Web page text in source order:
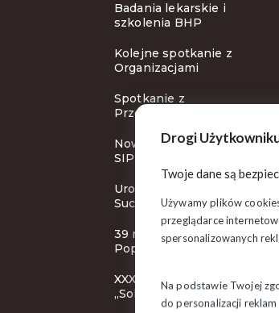
Drogi
Twoje dane są
Używamy plików
przeglądarce
spersonalizowanych
Na podstawie Twojej
do personalizacji
Badania lekarskie i
szkolenia BHP
Kolejne spotkanie z
Organizacjami
Spotkanie z
Przewodniczącym ZR
Nowy cykl szkoleń Klubu
SIP
Uroczystości rocznicowe w
Suchowoli
39 rocznica śmierci bł. ks.
Popiełuszki
XXXI KZD NSZZ
„Solidarność”